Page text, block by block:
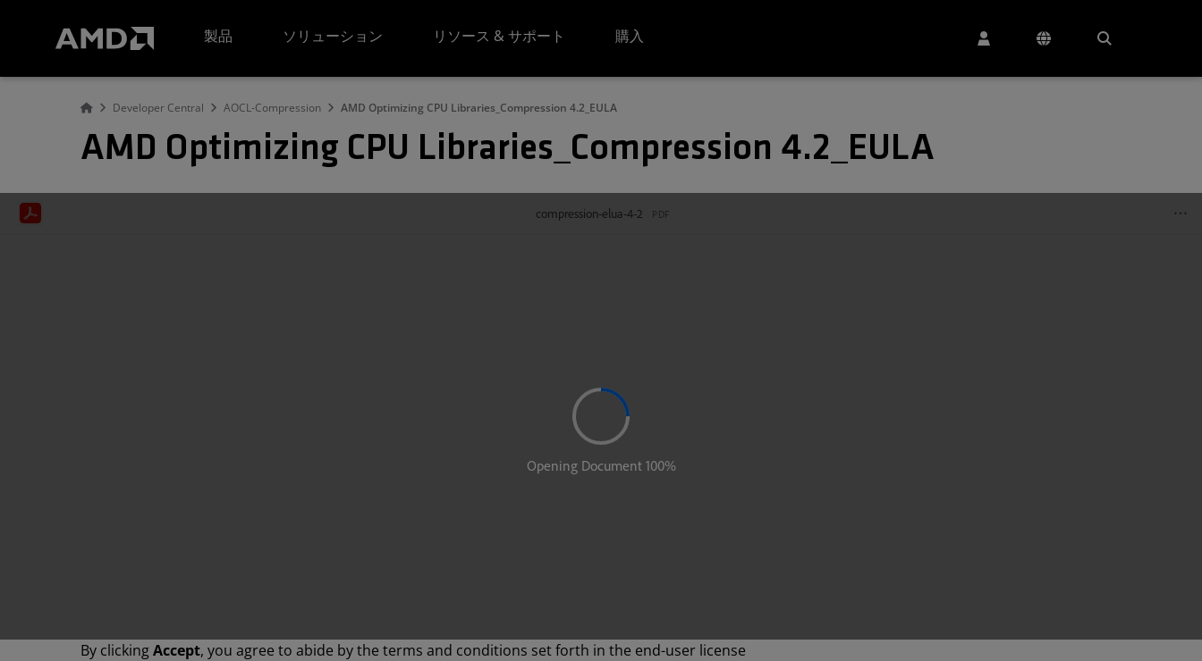
製品
ソリューション リソース & サポート 購入
Developer Central AOCL-Compression AMD Optimizing CPU Libraries_Compression 4.2_EULA
AMD Optimizing CPU Libraries_Compression 4.2_EULA
By clickingAccept, you agree to abide by the terms and conditions set forth in the end-user license